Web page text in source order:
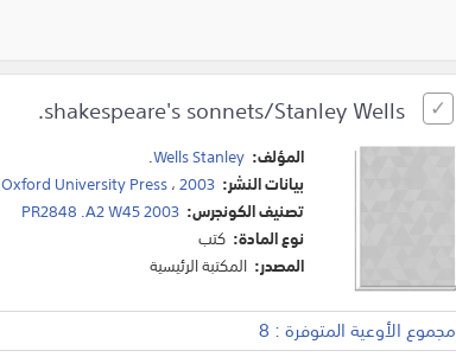
shakespeare's sonnets/Stanley Wells.
المؤلف: Wells Stanley
.
بيانات النشر:
Oxford University Press،2003
تصنيف الكونجرس: PR2848 .A2 W45 2003
نوع المادة: كتب
المصدر: المكتبة الرئيسية
مجموع الأوعية المتوفرة : 8